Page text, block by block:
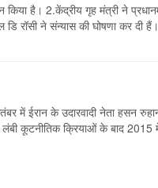
है। 2.केंद्रीय गृह मंत्री ने
डि रॉसी ने संन्यास की घोषणा कर दी
के उदारवादी नेता हसन
लंबी कूटनीतिक क्रियाओं के बाद 2015